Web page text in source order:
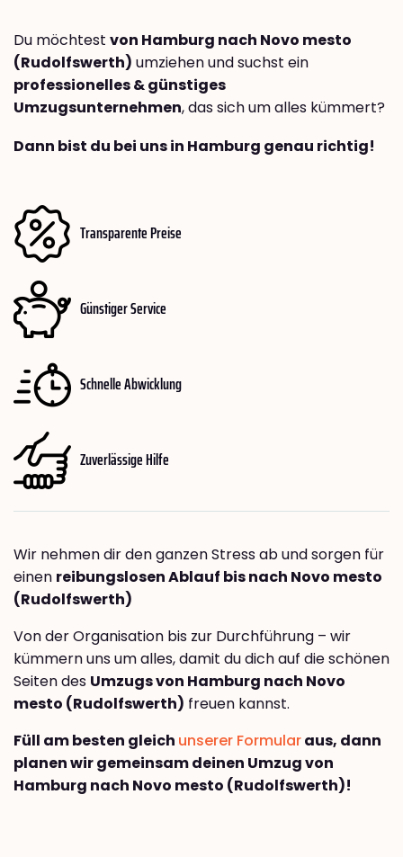
Du möchtest von Hamburg nach Novo mesto
(Rudolfswerth) umziehen und suchst ein
professionelles & günstiges
Umzugsunternehmen, das sich um alles kümmert?
Dann bist du bei uns in Hamburg genau richtig!
Transparente Preise
Günstiger Service
Schnelle Abwicklung
Zuverlässige Hilfe
Wir nehmen dir den ganzen Stress ab und sorgen für
einen reibungslosen Ablauf bis nach Novo mesto
(Rudolfswerth)
Von der Organisation bis zur Durchführung – wir
kümmern uns um alles, damit du dich auf die schönen
Seiten des Umzugs von Hamburg nach Novo
mesto (Rudolfswerth) freuen kannst.
Füll am besten gleich unserer Formularaus, dann
planen wir gemeinsam deinen Umzug von
Hamburg nach Novo mesto (Rudolfswerth)!